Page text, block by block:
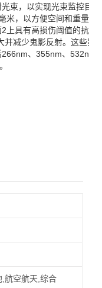
束，以实现光束监控目
米，以方便空间和重量限
上具有高损伤阈值的抗反
并减少鬼影反射。这些第
、355nm、532nm
航空航天,综合